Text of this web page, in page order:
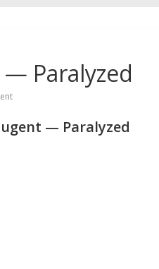
Paralyzed
— Paralyzed